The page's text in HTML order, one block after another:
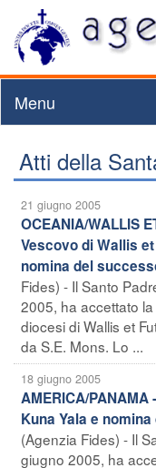
Menu
Atti della
21 giugno 2005
OCEANIA/WALLIS
Vescovo di Wallis
nomina del
Fides) - Il Santo
2005, ha accettato
diocesi di Wallis et
da S.E. Mons. Lo ...
18 giugno 2005
AMERICA/
Kuna Yala e
(Agenzia Fides) - Il
giugno 2005, ha